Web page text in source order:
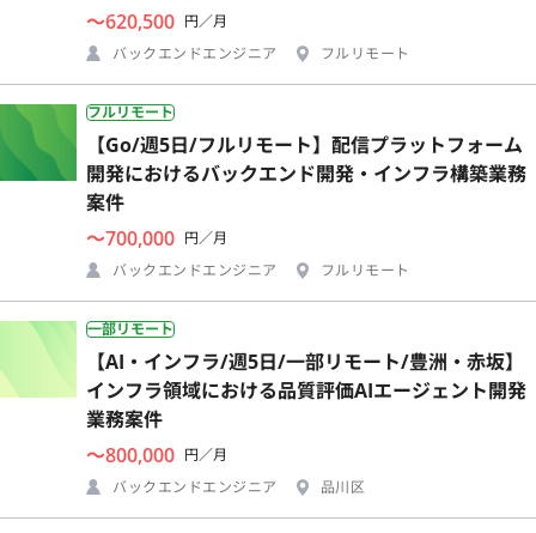
〜620,500 円／月
バックエンドエンジニア
フルリモート
フルリモート
【Go/週5日/フルリモート】配信プラットフォーム
開発におけるバックエンド開発・インフラ構築業務
案件
〜700,000 円／月
バックエンドエンジニア
フルリモート
一部リモート
【AI・インフラ/週5日/一部リモート/豊洲・赤坂】
インフラ領域における品質評価AIエージェント開発
業務案件
〜800,000 円／月
バックエンドエンジニア
品川区